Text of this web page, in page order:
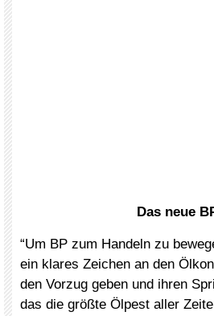
Das neue
“Um BP zum Handeln zu
ein klares Zeichen an den
den Vorzug geben und ihren
das die größte Ölpest aller